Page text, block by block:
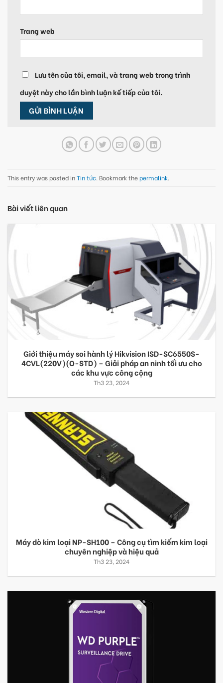
Trang web
Lưu tên của tôi, email, và trang web trong trình
duyệt này cho lần bình luận kế tiếp của tôi.
This entry was posted inTin tức. Bookmark thepermalink.
Bài viết liên quan
Giới thiệu máy soi hành lý Hikvision ISD-SC6550S-
4CVL(220V)(O-STD) – Giải pháp an ninh tối ưu cho
các khu vực công cộng
Th3 23, 2024
Máy dò kim loại NP-SH100 – Công cụ tìm kiếm kim loại
chuyên nghiệp và hiệu quả
Th3 23, 2024